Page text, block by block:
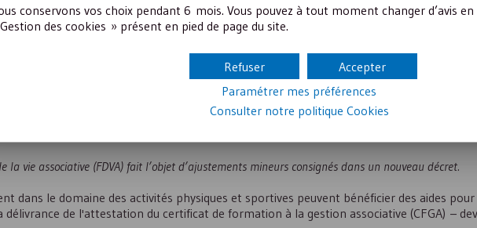
du périmètre duFDVA
la vie associative (FDVA) fait l’objet d’ajustements mineurs consignés dans un nouveau décret.
dans le domaine des activités physiques et sportives peuvent bénéficier des aides
délivrance de l'attestation du certificat de formation à la gestion associative (CFGA) –
conservons vos choix pendant 6 mois. Vous pouvez à tout moment changer d’avis
des cookies » présent en pied de page du site.
Accepter
Refuser
Paramétrer mes préférences
Consulter notre politique Cookies